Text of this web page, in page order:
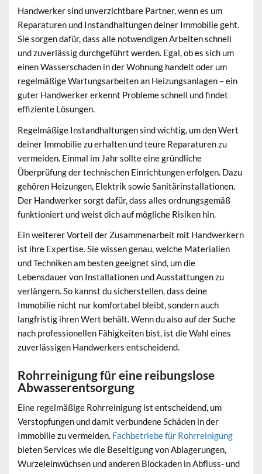
Handwerker sind unverzichtbare Partner, wenn es um
Reparaturen und Instandhaltungendeiner Immobilie geht.
Sie sorgen dafür, dass alle notwendigen Arbeiten schnell
und zuverlässig durchgeführt werden. Egal, ob es sich um
einen Wasserschaden in der Wohnung handelt oder um
regelmäßige Wartungsarbeiten an Heizungsanlagen – ein
guter Handwerker erkennt Probleme schnell und findet
effiziente Lösungen.
Regelmäßige Instandhaltungen sind wichtig, um den Wert
deiner Immobilie zu erhalten und teure Reparaturen zu
vermeiden. Einmal im Jahr sollte eine gründliche
Überprüfung der technischen Einrichtungen erfolgen. Dazu
gehören Heizungen, Elektrik sowie Sanitärinstallationen.
Der Handwerker sorgt dafür, dass alles ordnungsgemäß
funktioniert und weist dich auf mögliche Risiken hin.
Ein weiterer Vorteil der Zusammenarbeit mit Handwerkern
ist ihre Expertise. Sie wissen genau, welche Materialien
und Techniken am besten geeignet sind, um die
Lebensdauer von Installationen und Ausstattungen zu
verlängern. So kannst du sicherstellen, dass deine
Immobilie nicht nur komfortabel bleibt, sondern auch
langfristig ihren Wert behält. Wenn du also auf der Suche
nach professionellen Fähigkeiten bist, ist die Wahl eines
zuverlässigen Handwerkers entscheidend.
Rohrreinigung für eine reibungslose
Abwasserentsorgung
Eine regelmäßige Rohrreinigung ist entscheidend, um
Verstopfungen und damit verbundene Schäden in der
Immobilie zu vermeiden. Fachbetriebe für Rohrreinigung
bieten Services wie die Beseitigung von Ablagerungen,
Wurzeleinwüchsen und anderen Blockaden in Abfluss- und